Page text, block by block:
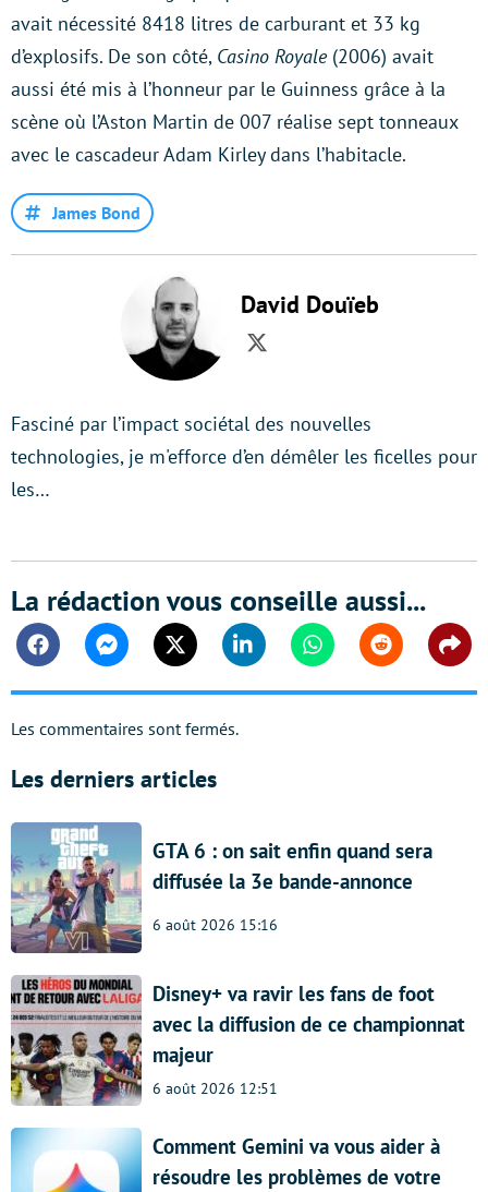
avait nécessité 8418 litres de carburant et 33 kg
d’explosifs. De son côté, Casino Royale(2006) avait
aussi été mis à l’honneur par le Guinness grâce à la
scène où l’Aston Martin de 007 réalise sept tonneaux
avec le cascadeur Adam Kirley dans l’habitacle.
James Bond
David Douïeb
Twitter
Fasciné par l’impact sociétal des nouvelles
technologies, je m'efforce d’en démêler les ficelles pour
les…
La rédaction vous conseille aussi...
FacebookMessengerTwitter Linkedin WhatsappReddit
Les commentaires sont fermés.
Les derniers articles
GTA 6 : on sait enfin quand sera
diffusée la 3e bande-annonce
6 août 2026 15:16
Disney+ va ravir les fans de foot
avec la diffusion de ce championnat
majeur
6 août 2026 12:51
Comment Gemini va vous aider à
résoudre les problèmes de votre